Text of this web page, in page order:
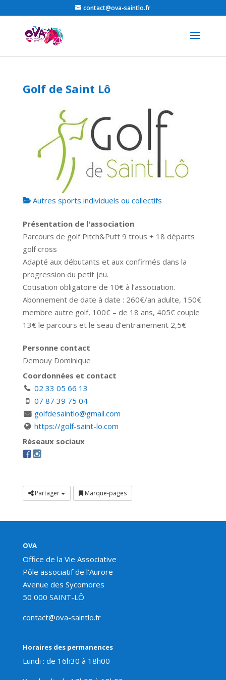
contact@ova-saintlo.fr
Golf de Saint Lô
Autres sports individuels ou collectifs
Présentation de l'association
Parcours de golf Pitch&Putt 9 trous + 18 départs
golf cross
Adapté aux débutants et aux confirmés dans la
progression du petit jeu.
Cotisation obligatoire de 10€ à l’association.
Abonnement de date à date : 260€/an adulte, 150€
membre autre golf, 100€ – de 18 ans, 405€ couple
13€ le parcours et le seau d’entrainement 2,5€
Personne contact
Demouy Dominique
Coordonnées et contact
02 33 05 66 13
07 87 39 75 04
golfdesaintlo@gmail.com
https://golf-saint-lo.com
Réseaux sociaux
Partager Marque-pages
OVA
Office de la Vie Associative
Pôle associatif de l’Aurore
Avenue des Sycomores
50 000 SAINT-LÔ
contact@ova-saintlo.fr
Horaires des permanences
Lundi : de 16h30 à 18h00